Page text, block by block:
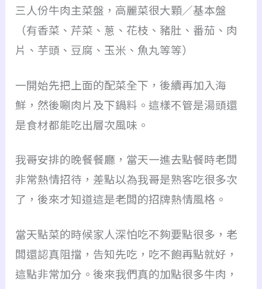
三人份牛肉主菜盤，高麗菜很大顆／基本盤
（有香菜、芹菜、蔥、花枝、豬肚、番茄、肉
片、芋頭、豆腐、玉米、魚丸等等）
一開始先把上面的配菜全下，後續再加入海
鮮，然後唰肉片及下鍋料。這樣不管是湯頭還
是食材都能吃出層次風味。
我哥安排的晚餐餐廳，當天一進去點餐時老闆
非常熱情招待，差點以為我哥是熟客吃很多次
了，後來才知道這是老闆的招牌熱情風格。
當天點菜的時候家人深怕吃不夠要點很多，老
闆還認真阻擋，告知先吃，吃不飽再點就好，
這點非常加分。後來我們真的加點很多牛肉，